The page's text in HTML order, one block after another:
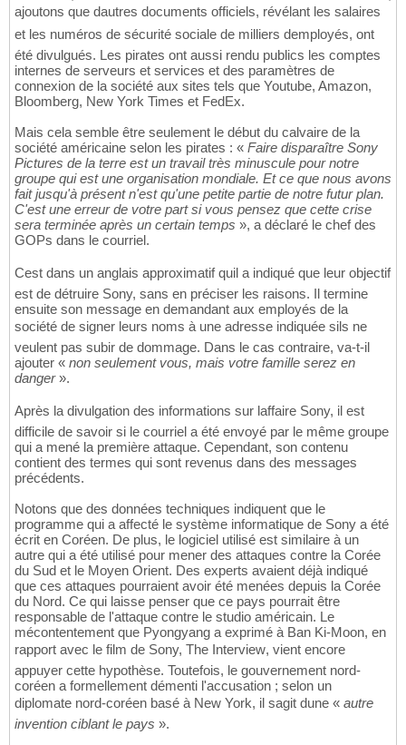
ajoutons que dautres documents officiels, révélant les salaires
et les numéros de sécurité sociale de milliers demployés, ont
été divulgués. Les pirates ont aussi rendu publics les comptes
internes de serveurs et services et des paramètres de
connexion de la société aux sites tels que Youtube, Amazon,
Bloomberg, New York Times et FedEx.
Mais cela semble être seulement le début du calvaire de la
société américaine selon les pirates : « Faire disparaître Sony
Pictures de la terre est un travail très minuscule pour notre
groupe qui est une organisation mondiale. Et ce que nous avons
fait jusqu'à présent n'est qu'une petite partie de notre futur plan.
C'est une erreur de votre part si vous pensez que cette crise
sera terminée après un certain temps », a déclaré le chef des
GOPs dans le courriel.
Cest dans un anglais approximatif quil a indiqué que leur objectif
est de détruire Sony, sans en préciser les raisons. Il termine
ensuite son message en demandant aux employés de la
société de signer leurs noms à une adresse indiquée sils ne
veulent pas subir de dommage. Dans le cas contraire, va-t-il
ajouter « non seulement vous, mais votre famille serez en
danger».
Après la divulgation des informations sur laffaire Sony, il est
difficile de savoir si le courriel a été envoyé par le même groupe
qui a mené la première attaque. Cependant, son contenu
contient des termes qui sont revenus dans des messages
précédents.
Notons que des données techniques indiquent que le
programme qui a affecté le système informatique de Sony a été
écrit en Coréen. De plus, le logiciel utilisé est similaire à un
autre qui a été utilisé pour mener des attaques contre la Corée
du Sud et le Moyen Orient. Des experts avaient déjà indiqué
que ces attaques pourraient avoir été menées depuis la Corée
du Nord. Ce qui laisse penser que ce pays pourrait être
responsable de l'attaque contre le studio américain. Le
mécontentement que Pyongyang a exprimé à Ban Ki-Moon, en
rapport avec le film de Sony, The Interview, vient encore
appuyer cette hypothèse. Toutefois, le gouvernement nord-
coréen a formellement démenti l'accusation ; selon un
diplomate nord-coréen basé à New York, il sagit dune « autre
invention ciblant le pays ».